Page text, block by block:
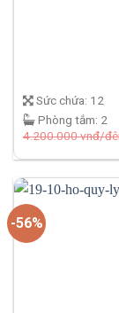
Sức chứa: 12
Phòng tắm: 2
4.200.000vnđ/
-56%